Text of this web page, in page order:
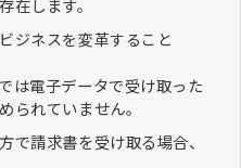
在します。
ジネスを変革すること
は電子データで受け取った
られていません。
で請求書を受け取る場合、